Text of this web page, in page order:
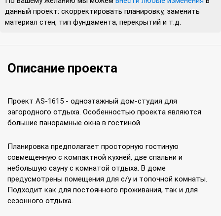
данный проект: скорректировать планировку, заменить
материал стен, тип фундамента, перекрытий и т.д.
Описание проекта
Проект AS-1615 - одноэтажный дом-студия для
загородного отдыха. Особенностью проекта являются
большие панорамные окна в гостиной.
Планировка предполагает просторную гостиную
совмещенную с компактной кухней, две спальни и
небольшую сауну с комнатой отдыха. В доме
предусмотрены помещения для с/у и топочной комнаты.
Подходит как для постоянного проживания, так и для
сезонного отдыха.